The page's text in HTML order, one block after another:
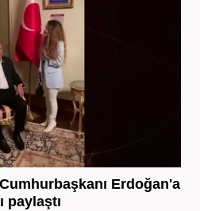
Cumhurbaşkanı Erdoğan'a
paylaştı